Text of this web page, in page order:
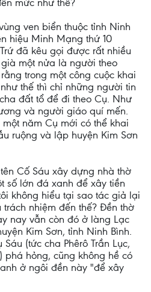
mức như thế?
ven biển thuộc tỉnh Ninh
hiệu Minh Mạng thứ 10
đã kêu gọi được rất nhiều
một nửa là người theo
trong một công cuộc khai
thế thì chỉ những người tin
đất tổ để đi theo Cụ. Như
và người giáo quí mến.
năm Cụ mới có thể khai
ruộng và lập huyện Kim Sơn
Cố Sáu xây dựng nhà thờ
số lớn đá xanh để xây tiền
không hiểu tại sao tác giả lại
nhiệm đến thế? Đền thờ
nay vẫn còn đó ở làng Lạc
Kim Sơn, tỉnh Ninh Bình.
(tức cha Phêrô Trần Lục,
phá hỏng, cũng không hề có
ở ngôi đền này "để xây